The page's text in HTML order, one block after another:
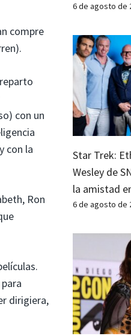
compre
con un
con la
Ron
dirigiera,
6 de agosto de
Star Trek:
Wesley de
la amistad
6 de agosto de